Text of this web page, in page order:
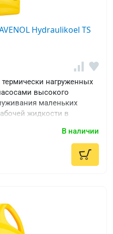
Hydraulikoel TS
нагруженных
высокого
маленьких
жидкости в
В наличии